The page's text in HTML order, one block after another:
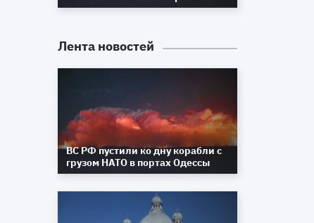
Лента новостей
ВС РФ пустили ко дну корабли с
грузом НАТО в портах Одессы